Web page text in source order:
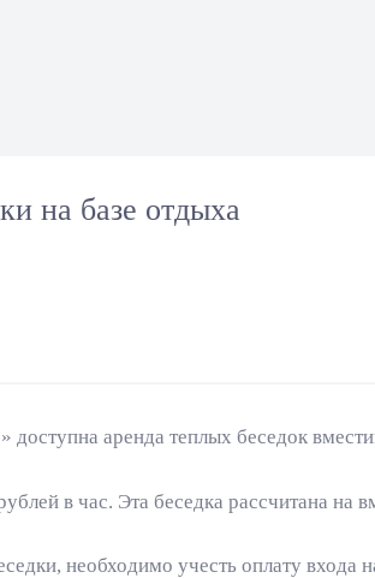
на базе отдыха
доступна аренда теплых беседок
в час. Эта беседка рассчитана на
необходимо учесть оплату входа